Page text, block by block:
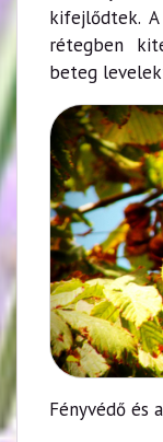
kifejlődtek.
rétegben
beteg
Fényvédő és